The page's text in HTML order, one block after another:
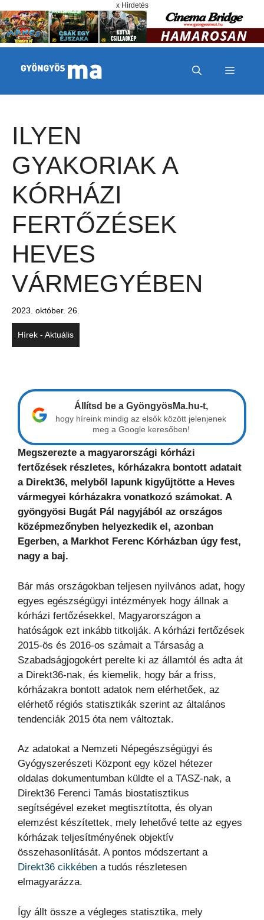
x Hirdetés
MENÜ
ILYEN
GYAKORIAK A
KÓRHÁZI
FERTŐZÉSEK
HEVES
VÁRMEGYÉBEN
2023. október. 26.
Hírek - Aktuális
Állítsd be a GyöngyösMa.hu-t,
hogy híreink mindig az elsők között jelenjenek
meg a Google keresőben!
Megszerezte a magyarországi kórházi
fertőzések részletes, kórházakra bontott adatait
a Direkt36, melyből lapunk kigyűjtötte a Heves
vármegyei kórházakra vonatkozó számokat. A
gyöngyösi Bugát Pál nagyjából az országos
középmezőnyben helyezkedik el, azonban
Egerben, a Markhot Ferenc Kórházban úgy fest,
nagy a baj.
Bár más országokban teljesen nyilvános adat, hogy
egyes egészségügyi intézmények hogy állnak a
kórházi fertőzésekkel, Magyarországon a
hatóságok ezt inkább titkolják. A kórházi fertőzések
2015-ös és 2016-os számait a Társaság a
Szabadságjogokért perelte ki az államtól és adta át
a Direkt36-nak, és kiemelik, hogy bár a friss,
kórházakra bontott adatok nem elérhetőek, az
elérhető régiós statisztikák szerint az általános
tendenciák 2015 óta nem változtak.
Az adatokat a Nemzeti Népegészségügyi és
Gyógyszerészeti Központ egy közel hétezer
oldalas dokumentumban küldte el a TASZ-nak, a
Direkt36 Ferenci Tamás biostatisztikus
segítségével ezeket megtisztította, és olyan
elemzést készítettek, mely lehetővé tette az egyes
kórházak teljesítményének objektív
összehasonlítását. A pontos módszertant a
Direkt36 cikkében a tudós részletesen
elmagyarázza.
Így állt össze a végleges statisztika, mely